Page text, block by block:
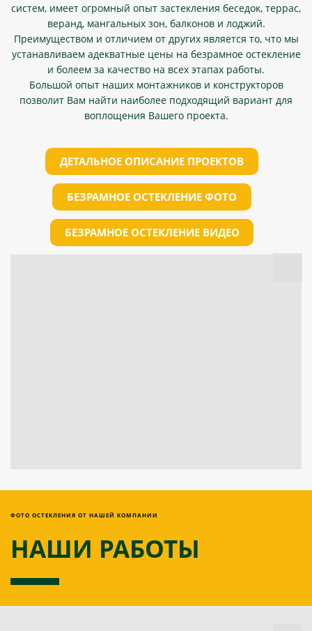
систем, имеет огромный опыт застекления беседок, террас,
веранд, мангальных зон, балконов и лоджий.
Преимуществом и отличием от других является то, что мы
устанавливаем адекватные цены на безрамное остекление
и болеем за качество на всех этапах работы.
Большой опыт наших монтажников и конструкторов
позволит Вам найти наиболее подходящий вариант для
воплощения Вашего проекта.
ДЕТАЛЬНОЕ ОПИСАНИЕ ПРОЕКТОВ
БЕЗРАМНОЕ ОСТЕКЛЕНИЕ ФОТО
БЕЗРАМНОЕ ОСТЕКЛЕНИЕ ВИДЕО
ФОТО ОСТЕКЛЕНИЯ ОТ НАШЕЙ КОМПАНИИ
НАШИ РАБОТЫ